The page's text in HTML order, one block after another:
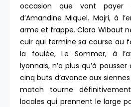
occasion que vont payer
d’Amandine Miquel. Majri, à
arme et frappe. Clara Wibaut
cuir qui termine sa course au
la foulée, Le Sommer, à
lyonnais, n’a plus qu’à
cinq buts d’avance aux
match tourne
locales qui prennent le large